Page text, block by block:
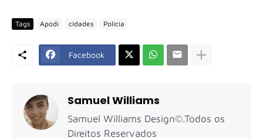
Tags Apodi cidades Polícia
Facebook
Samuel Williams
Samuel Williams Design©.Todos os
Direitos Reservados